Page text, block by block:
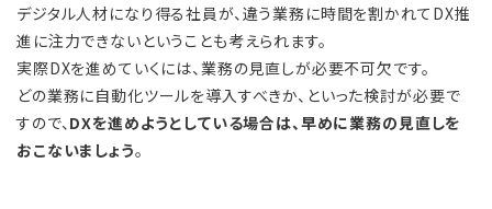
デジタル人材になり得る社員が、違う業務に時間を割かれてDX推
進に注力できないということも考えられます。
実際DXを進めていくには、業務の見直しが必要不可欠です。
どの業務に自動化ツールを導入すべきか、といった検討が必要で
すので、 DXを進めようとしている場合は、早めに業務の見直しを
おこないましょう。